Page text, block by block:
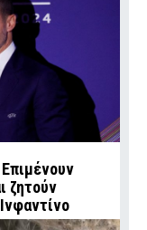
ζητούν